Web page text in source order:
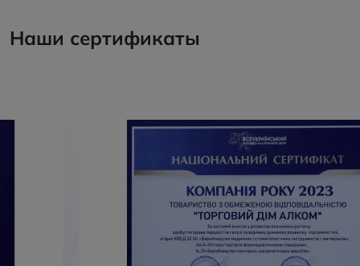
Наши сертификаты